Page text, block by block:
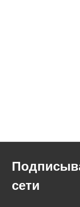
сети